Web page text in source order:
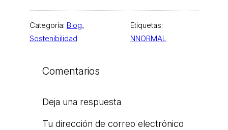
Categoría: Blog
Sostenibilidad
Etiquetas:
NNORMAL
Comentarios
Deja una respuesta
Tu dirección de correo electrónico